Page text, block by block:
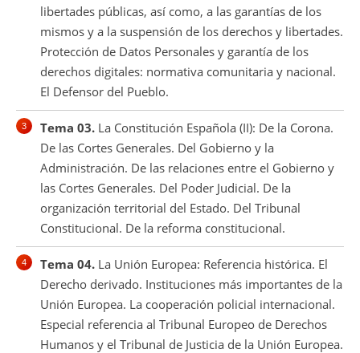
libertades públicas, así como, a las garantías de los
mismos y a la suspensión de los derechos y libertades.
Protección de Datos Personales y garantía de los
derechos digitales: normativa comunitaria y nacional.
El Defensor del Pueblo.
Tema 03. La Constitución Española (II): De la Corona.
De las Cortes Generales. Del Gobierno y la
Administración. De las relaciones entre el Gobierno y
las Cortes Generales. Del Poder Judicial. De la
organización territorial del Estado. Del Tribunal
Constitucional. De la reforma constitucional.
Tema 04. La Unión Europea: Referencia histórica. El
Derecho derivado. Instituciones más importantes de la
Unión Europea. La cooperación policial internacional.
Especial referencia al Tribunal Europeo de Derechos
Humanos y el Tribunal de Justicia de la Unión Europea.